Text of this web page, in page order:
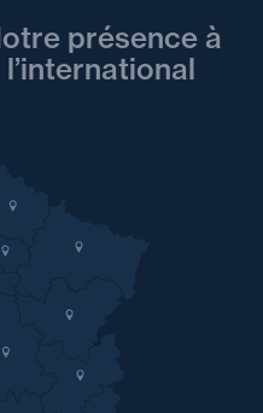
présence à
l’international